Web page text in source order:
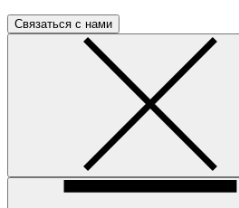
Связаться с нами